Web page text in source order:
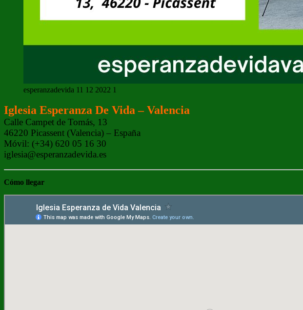
esperanzadevida 11 12 2022 1
Iglesia Esperanza De Vida – Valencia
Calle Campet de Tomás, 13
46220 Picassent (Valencia) – España
Móvil: (+34) 620 05 16 30
iglesia@esperanzadevida.es
Cómo llegar